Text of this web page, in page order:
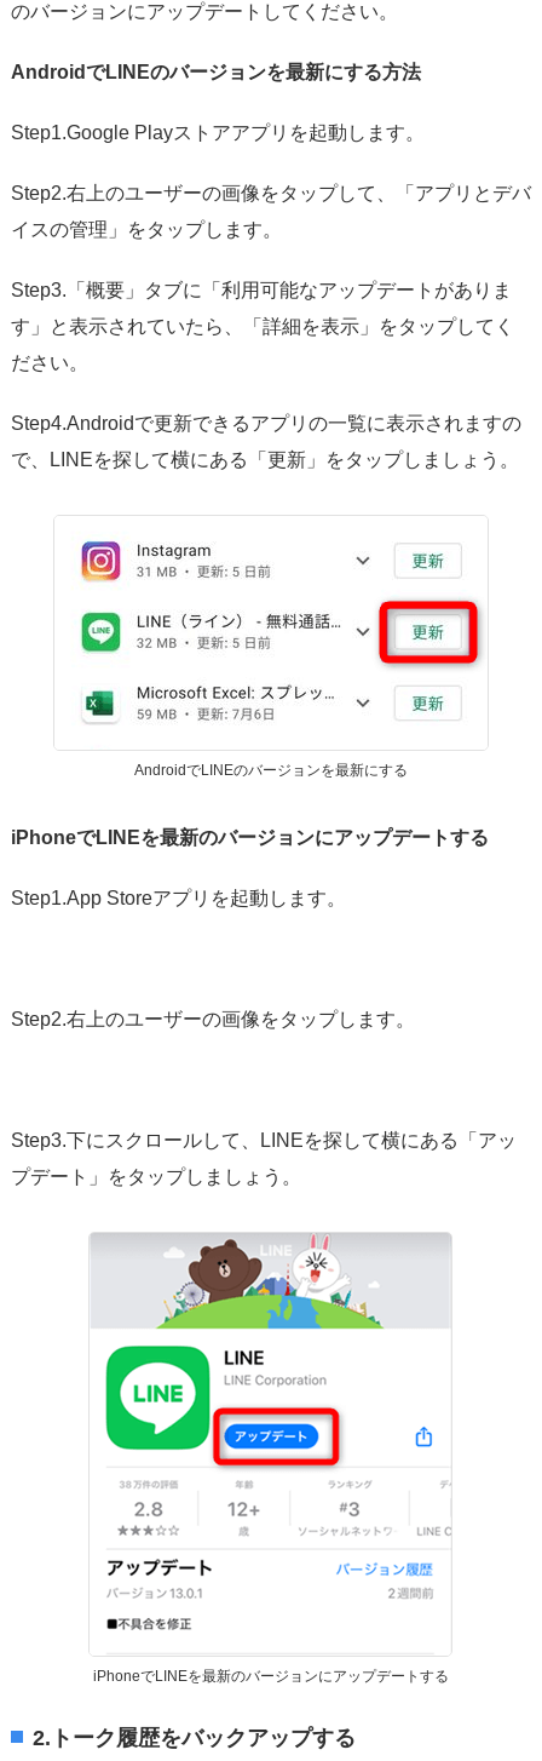
のバージョンにアップデートしてください。
AndroidでLINEのバージョンを最新にする方法
Step1.Google Playストアアプリを起動します。
Step2.右上のユーザーの画像をタップして、「アプリとデバ
イスの管理」をタップします。
Step3.「概要」タブに「利用可能なアップデートがありま
す」と表示されていたら、「詳細を表示」をタップしてく
ださい。
Step4.Androidで更新できるアプリの一覧に表示されますの
で、LINEを探して横にある「更新」をタップしましょう。
AndroidでLINEのバージョンを最新にする
iPhoneでLINEを最新のバージョンにアップデートする
Step1.App Storeアプリを起動します。
Step2.右上のユーザーの画像をタップします。
Step3.下にスクロールして、LINEを探して横にある「アッ
プデート」をタップしましょう。
iPhoneでLINEを最新のバージョンにアップデートする
2.トーク履歴をバックアップする